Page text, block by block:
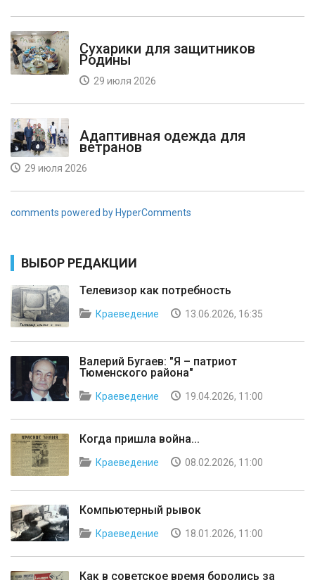
Сухарики для защитников
Родины
29 июля 2026
Адаптивная одежда для
ветранов
29 июля 2026
comments powered by HyperComments
ВЫБОР РЕДАКЦИИ
Телевизор как потребность
Краеведение 13.06.2026, 16:35
Валерий Бугаев: "Я – патриот
Тюменского района"
Краеведение 19.04.2026, 11:00
Когда пришла война...
Краеведение 08.02.2026, 11:00
Компьютерный рывок
Краеведение 18.01.2026, 11:00
Как в советское время боролись за